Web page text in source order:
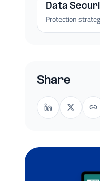
Data
Protection
Share